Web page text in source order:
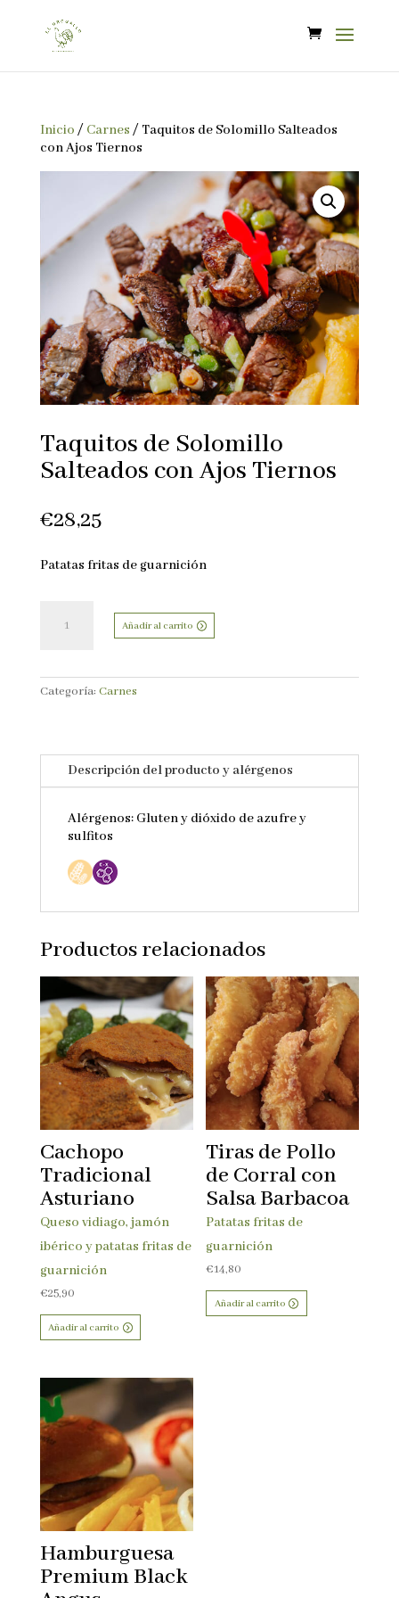
Inicio / Carnes / Taquitos de Solomillo Salteados
con Ajos Tiernos
Taquitos de Solomillo
Salteados con Ajos Tiernos
€28,25
Patatas fritas de guarnición
con
Ajos
Añadir al carrito
Categoría: Carnes
Descripción del producto y alérgenos
Alérgenos: Gluten y dióxido de azufre y
sulfitos
Productos relacionados
Cachopo
Tradicional
Asturiano
Queso vidiago, jamón
ibérico y patatas fritas de
guarnición
€25,90
Añadir al carrito
Tiras de Pollo
de Corral con
Salsa Barbacoa
Patatas fritas de
guarnición
€14,80
Añadir al carrito
Hamburguesa
Premium Black